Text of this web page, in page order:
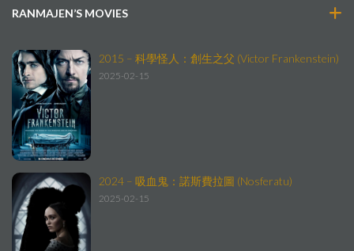
RANMAJEN’S MOVIES
2015 – 科學怪人：創生之父 (Victor Frankenstein)
2025-02-15
2024 – 吸血鬼：諾斯費拉圖 (Nosferatu)
2025-02-15